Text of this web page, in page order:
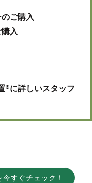
ご購入
入
®に詳しいスタッフ
すぐチェック！